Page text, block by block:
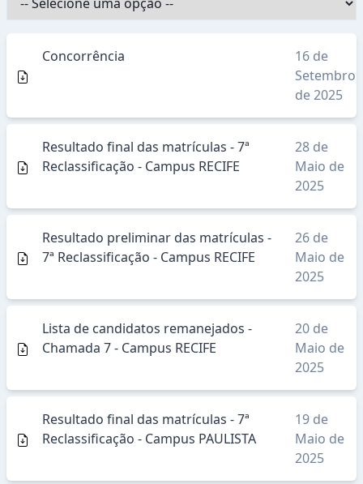
Concorrência
16 de
Setembro
de 2025
Resultado final das matrículas - 7ª
Reclassificação - Campus RECIFE
28 de
Maio de
2025
Resultado preliminar das matrículas -
7ª Reclassificação - Campus RECIFE
26 de
Maio de
2025
Lista de candidatos remanejados -
Chamada 7 - Campus RECIFE
20 de
Maio de
2025
Resultado final das matrículas - 7ª
Reclassificação - Campus PAULISTA
19 de
Maio de
2025